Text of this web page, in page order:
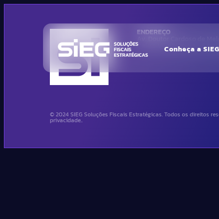
Conheça a SIEG
ENDEREÇO
Bairro Vila Olimpia – São
© 2024 SIEG Soluções Fiscais Estratégicas. Todos os direitos
privacidade..